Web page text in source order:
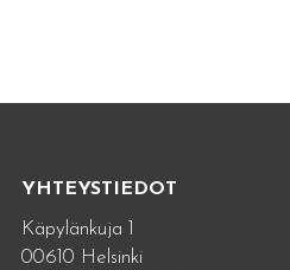
YHTEYSTIEDOT
Käpylänkuja 1
00610 Helsinki